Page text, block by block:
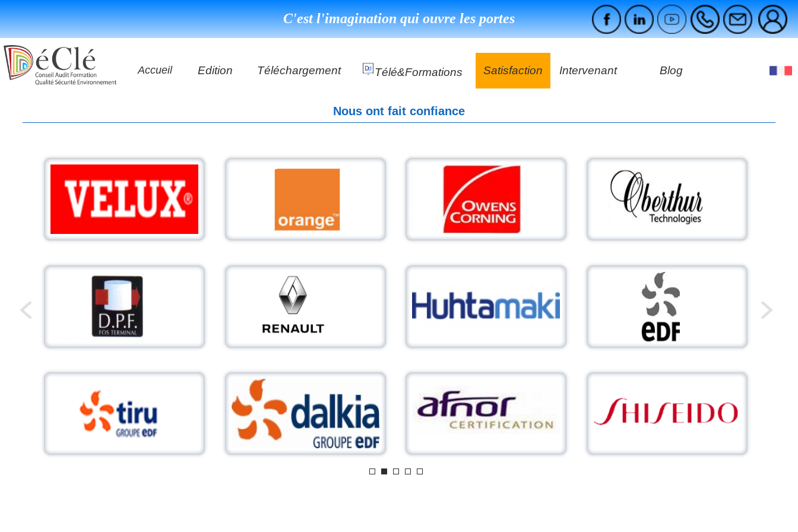
C'est l'imagination qui ouvre les portes
Accueil Edition
DéClé Excellence Opérationnel Audit
Les livres
Téléchargement Télé&formations Satisfaction
Témoignages
Intervenant Blog
Nous ont fait confiance